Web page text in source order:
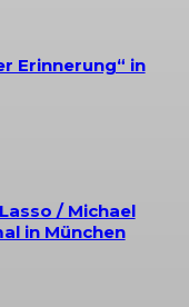
Erinnerung“ in
/ Michael
in München